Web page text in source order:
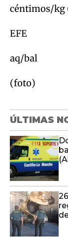
céntimos/kg
EFE
aq/bal
(foto)
ÚLTIMAS